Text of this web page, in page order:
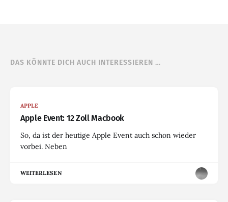
DAS KÖNNTE DICH AUCH INTERESSIEREN …
APPLE
Apple Event: 12 Zoll Macbook
So, da ist der heutige Apple Event auch schon wieder
vorbei. Neben
WEITERLESEN